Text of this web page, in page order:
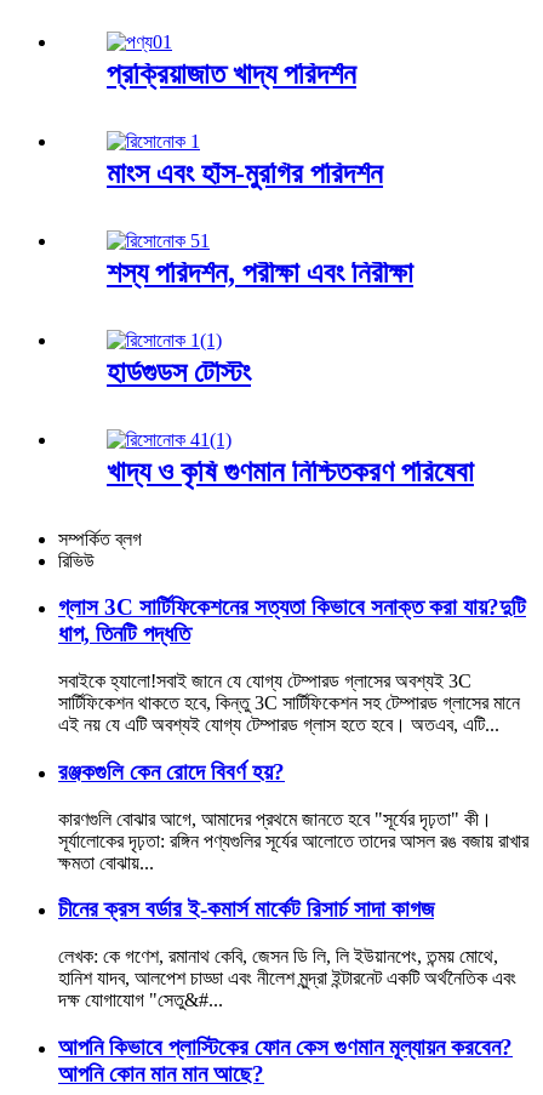
প্রক্রিয়াজাত খাদ্য পরিদর্শন
মাংস এবং হাঁস-মুরগির পরিদর্শন
শস্য পরিদর্শন, পরীক্ষা এবং নিরীক্ষা
হার্ডগুডস টেস্টিং
খাদ্য ও কৃষি গুণমান নিশ্চিতকরণ পরিষেবা
সম্পর্কিত ব্লগ
রিভিউ
গ্লাস 3C সার্টিফিকেশনের সত্যতা কিভাবে সনাক্ত করা যায়?দুটি
ধাপ, তিনটি পদ্ধতি
সবাইকে হ্যালো!সবাই জানে যে যোগ্য টেম্পারড গ্লাসের অবশ্যই 3C
সার্টিফিকেশন থাকতে হবে, কিন্তু 3C সার্টিফিকেশন সহ টেম্পারড গ্লাসের মানে
এই নয় যে এটি অবশ্যই যোগ্য টেম্পারড গ্লাস হতে হবে। অতএব, এটি...
রঞ্জকগুলি কেন রোদে বিবর্ণ হয়?
কারণগুলি বোঝার আগে, আমাদের প্রথমে জানতে হবে "সূর্যের দৃঢ়তা" কী।
সূর্যালোকের দৃঢ়তা: রঙ্গিন পণ্যগুলির সূর্যের আলোতে তাদের আসল রঙ বজায় রাখার
ক্ষমতা বোঝায়...
চীনের ক্রস বর্ডার ই-কমার্স মার্কেট রিসার্চ সাদা কাগজ
লেখক: কে গণেশ, রমানাথ কেবি, জেসন ডি লি, লি ইউয়ানপেং, তন্ময় মোথে,
হানিশ যাদব, আলপেশ চাড্ডা এবং নীলেশ মুন্দ্রা ইন্টারনেট একটি অর্থনৈতিক এবং
দক্ষ যোগাযোগ "সেতু&#...
আপনি কিভাবে প্লাস্টিকের ফোন কেস গুণমান মূল্যায়ন করবেন?
আপনি কোন মান মান আছে?